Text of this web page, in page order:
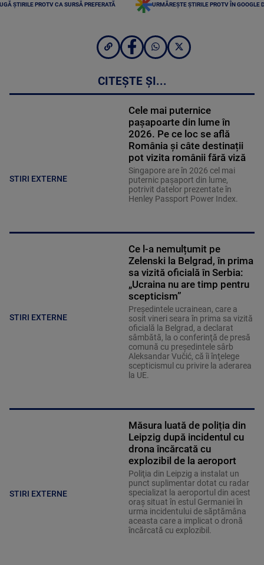
ȘTIRILE PROTV CA SURSĂ PREFERATĂ URMĂREȘTE ȘTIRILE PROTV ÎN GOOGLE
CITEȘTE ȘI...
STIRI EXTERNE
Cele mai puternice
pașapoarte din lume în
2026. Pe ce loc se află
România și câte destinații
pot vizita românii fără viză
Singapore are în 2026 cel mai
puternic pașaport din lume,
potrivit datelor prezentate în
Henley Passport Power Index.
STIRI EXTERNE
Ce l-a nemulțumit pe
Zelenski la Belgrad, în prima
sa vizită oficială în Serbia:
„Ucraina nu are timp pentru
scepticism”
Preşedintele ucrainean, care a
sosit vineri seara în prima sa vizită
oficială la Belgrad, a declarat
sâmbătă, la o conferinţă de presă
comună cu preşedintele sârb
Aleksandar Vučić, că îi înţelege
scepticismul cu privire la aderarea
la UE.
STIRI EXTERNE
Măsura luată de poliția din
Leipzig după incidentul cu
drona încărcată cu
explozibil de la aeroport
Poliţia din Leipzig a instalat un
punct suplimentar dotat cu radar
specializat la aeroportul din acest
oraş situat în estul Germaniei în
urma incidentului de săptămâna
aceasta care a implicat o dronă
încărcată cu explozibil.